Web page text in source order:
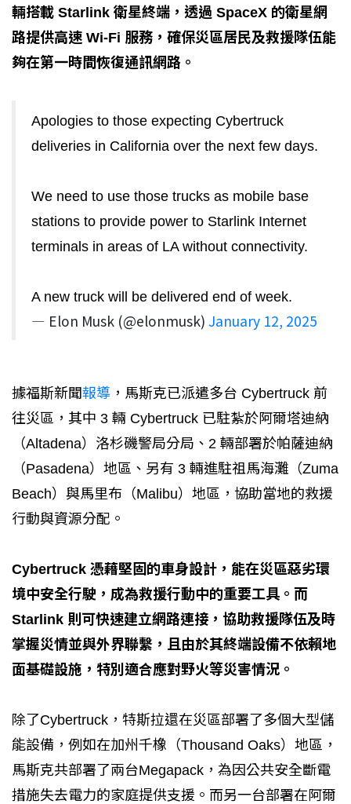
輛搭載 Starlink 衛星終端，透過 SpaceX 的衛星網
路提供高速 Wi-Fi 服務，確保災區居民及救援隊伍能
夠在第一時間恢復通訊網路。
Apologies to those expecting Cybertruck
deliveries in California over the next few days.
We need to use those trucks as mobile base
stations to provide power to Starlink Internet
terminals in areas of LA without connectivity.
A new truck will be delivered end of week.
— Elon Musk (@elonmusk) January 12, 2025
據福斯新聞報導 ，馬斯克已派遣多台 Cybertruck 前
往災區，其中 3 輛 Cybertruck 已駐紮於阿爾塔迪納
（Altadena）洛杉磯警局分局、2 輛部署於帕薩迪納
（Pasadena）地區、另有 3 輛進駐祖馬海灘（Zuma
Beach）與馬里布（Malibu）地區，協助當地的救援
行動與資源分配。
Cybertruck 憑藉堅固的車身設計，能在災區惡劣環
境中安全行駛，成為救援行動中的重要工具。而
Starlink 則可快速建立網路連接，協助救援隊伍及時
掌握災情並與外界聯繫，且由於其終端設備不依賴地
面基礎設施，特別適合應對野火等災害情況。
除了Cybertruck，特斯拉還在災區部署了多個大型儲
能設備，例如在加州千橡（Thousand Oaks）地區，
馬斯克共部署了兩台Megapack，為因公共安全斷電
措施失去電力的家庭提供支援。而另一台部署在阿爾